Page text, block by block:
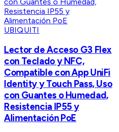
UBIQUITI
Lector de Acceso G3 Flex
con Teclado y NFC,
Compatible con App UniFi
Identity y Touch Pass, Uso
con Guantes o Humedad,
Resistencia IP55 y
Alimentación PoE